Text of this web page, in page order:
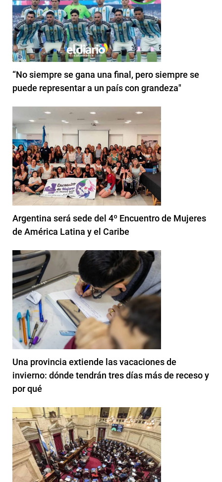
“No siempre se gana una final, pero siempre se
puede representar a un país con grandeza"
Argentina será sede del 4º Encuentro de Mujeres
de América Latina y el Caribe
Una provincia extiende las vacaciones de
invierno: dónde tendrán tres días más de receso y
por qué